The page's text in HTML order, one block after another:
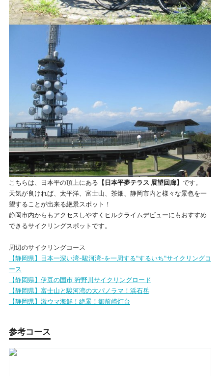
こちらは、日本平の頂上にある 【日本平夢テラス 展望回廊】 です。
天気が良ければ、太平洋、富士山、茶畑、静岡市内と様々な景色を一
望することが出来る絶景スポット！
静岡市内からもアクセスしやすくヒルクライムデビューにもおすすめ
できるサイクリングスポットです。
周辺のサイクリングコース
【静岡県】日本一深い湾-駿河湾-を一周する"するいち"サイクリングコ
ース
【静岡県】伊豆の国市 狩野川サイクリングロード
【静岡県】富士山と駿河湾の大パノラマ！浜石岳
【静岡県】激ウマ海鮮！絶景！御前崎灯台
参考コース